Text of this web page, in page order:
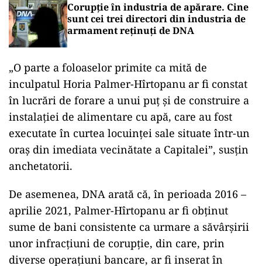
Corupție în industria de apărare. Cine
sunt cei trei directori din industria de
armament reținuți de DNA
„O parte a foloaselor primite ca mită de
inculpatul Horia Palmer-Hîrtopanu ar fi constat
în lucrări de forare a unui puţ şi de construire a
instalaţiei de alimentare cu apă, care au fost
executate în curtea locuinţei sale situate într-un
oraş din imediata vecinătate a Capitalei”, susţin
anchetatorii.
De asemenea, DNA arată că, în perioada 2016 –
aprilie 2021, Palmer-Hîrtopanu ar fi obţinut
sume de bani consistente ca urmare a săvârşirii
unor infracţiuni de corupţie, din care, prin
diverse operaţiuni bancare, ar fi inserat în